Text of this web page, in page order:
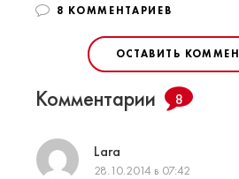
8 КОММЕНТАРИЕВ
ОСТАВИТЬ
Комментарии 8
Lara
28.10.2014 в 07:42